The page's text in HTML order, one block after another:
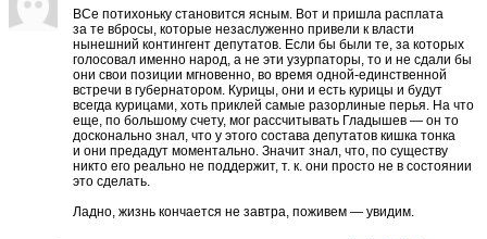
ВСе потихоньку становится ясным. Вот и пришла расплата
за те вбросы, которые незаслуженно привели к власти
нынешний контингент депутатов. Если бы были те, за которых
голосовал именно народ, а не эти узурпаторы, то и не сдали бы
они свои позиции мгновенно, во время одной-единственной
встречи в губернатором. Курицы, они и есть курицы и будут
всегда курицами, хоть приклей самые разорлиные перья. На что
еще, по большому счету, мог рассчитывать Гладышев — он то
досконально знал, что у этого состава депутатов кишка тонка
и они предадут моментально. Значит знал, что, по существу
никто его реально не поддержит, т. к. они просто не в состоянии
это сделать.
Ладно, жизнь кончается не завтра, поживем — увидим.